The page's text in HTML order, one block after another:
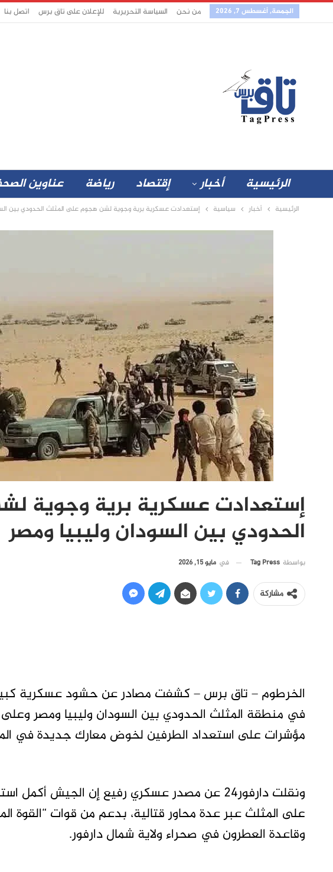
الجمعة, أغسطس 7, 2026 من نحن السياسة التحريرية للإعلان على تاق برس اتصل بنا
الرئيسية أخبار إقتصاد رياضة عناوين
الرئيسية أخبار سياسية إستعدادت عسكرية برية وجوية لشن هجوم على المثلث الحدودي بين
إستعدادت عسكرية برية وجوية
الحدودي بين السودان وليبيا ومصر
بواسطة Tag Press في مايو 15, 2026
مشاركة
الخرطوم – تاق برس – كشفت مصادر عن حشود عسكرية
في منطقة المثلث الحدودي بين السودان وليبيا ومصر وعلى
مؤشرات على استعداد الطرفين لخوض معارك جديدة في
ونقلت دارفور24 عن مصدر عسكري رفيع إن الجيش
على المثلث عبر عدة محاور قتالية، بدعم من قوات “القوة
وقاعدة العطرون في صحراء ولاية شمال دارفور.